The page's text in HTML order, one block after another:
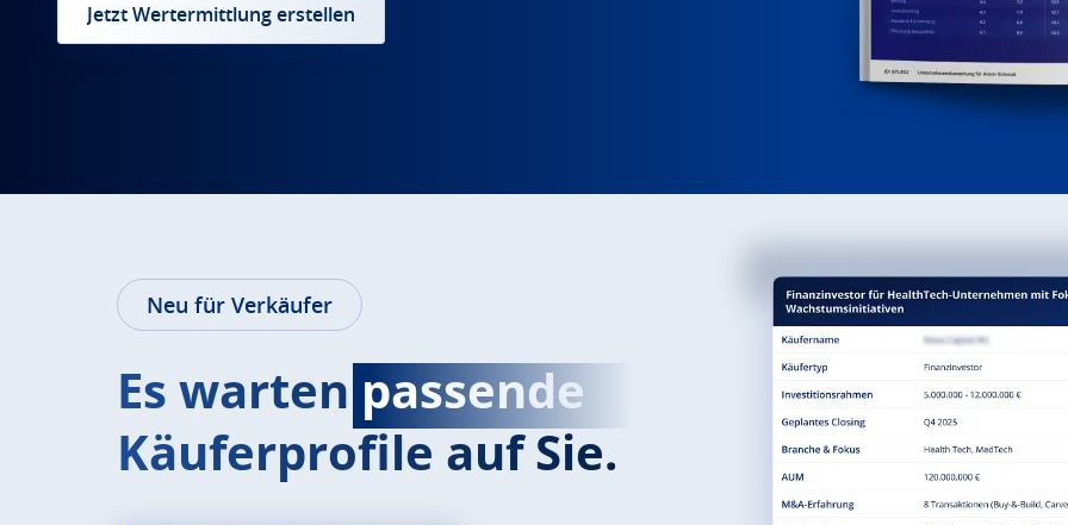
Jetzt Wertermittlung erstellen
Neu für Verkäufer
Es warten passende
Käuferprofile auf Sie.